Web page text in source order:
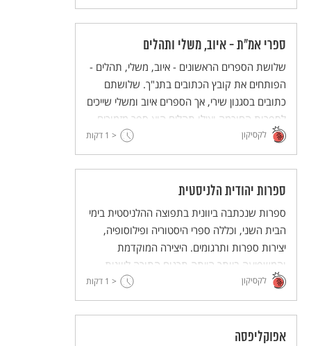
בהיסטוריה של עם ישראל מימי המלוכה ועד הכרזת
כורש.
ספרי אמ"ת - איוב, משלי ותהלים
שלושת הספרים הראשונים - איוב, משלי, תהלים -
הפותחים את קובץ הכתובים בתנ"ך. שלושתם
כתובים בסגנון שירי, אך הספרים איוב ומשלי שייכים
לספרות החוכמה ואילו תהלים הוא ספר מזמורים.
לקסיקון < 1 דקות
ספרות יהודית הלניסטית
ספרות שנכתבה ביוונית בתפוצה ההלניסטית בימי
הבית השני, וכללה ספרי היסטוריה ופילוסופיה,
יצירות ספרות ותרגומים. היצירה המוקדמת
והמשפיעה ביותר הייתה תרגום התורה ליוונית –
תרגום השבעים.
לקסיקון < 1 דקות
אפוקליפסה